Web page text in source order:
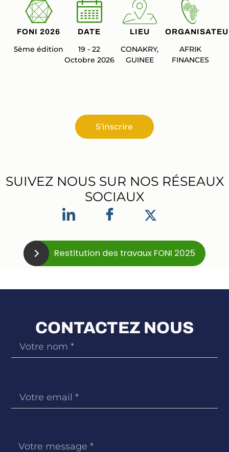
FONI 2026
5ème édition
DATE
19 - 22
Octobre 2026
LIEU
CONAKRY,
GUINEE
AFRIK
FINANCES
S'inscrire
SUIVEZ NOUS SUR NOS RÉSEAUX
SOCIAUX
Restitution des travaux FONI 2025
CONTACTEZ NOUS